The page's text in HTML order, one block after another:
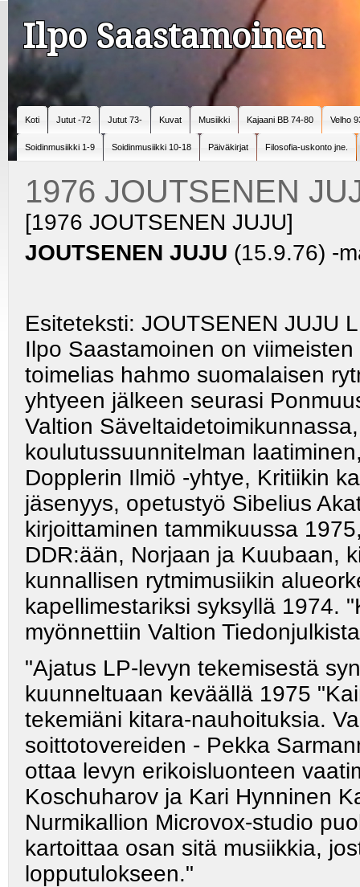
Ilpo Saastamoinen
Koti Jutut -72 Jutut 73- Kuvat Musiikki Kajaani BB 74-80 Velho
Soidinmusiikki 1-9 Soidinmusiikki 10-18 Päiväkirjat Filosofia-uskonto jne.
1976 JOUTSENEN
[1976 JOUTSENEN JUJU]
JOUTSENEN JUJU (15.9.76) -
Esiteteksti: JOUTSENEN JUJU
Ilpo Saastamoinen on
toimelias hahmo suomalaisen
yhtyeen jälkeen seurasi
Valtion
koulutussuunnitelman
Dopplerin Ilmiö -yhtye, Kritiikin
jäsenyys, opetustyö Sibelius
kirjoittaminen tammikuussa
DDR:ään, Norjaan ja Kuubaan,
kunnallisen rytmimusiikin
kapellimestariksi syksyllä 1974.
myönnettiin Valtion
"Ajatus LP-levyn tekemisestä
kuunneltuaan keväällä 1975
tekemiäni kitara-nauhoituksia.
soittotovereiden - Pekka
ottaa levyn erikoisluonteen
Koschuharov ja Kari Hynninen
Nurmikallion Microvox-studio
kartoittaa osan sitä musiikkia,
lopputulokseen."